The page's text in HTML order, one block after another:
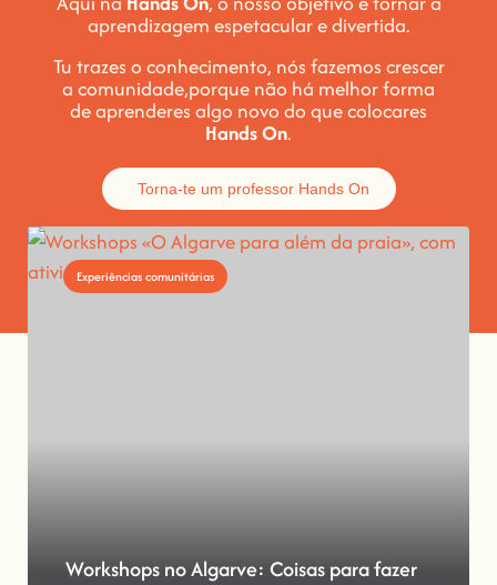
aprendizagem espetacular e divertida.
Tu trazes o conhecimento, nós fazemos crescer
a comunidade,porque não há melhor forma
de aprenderes algo novo do que colocares
Hands On.
Torna-te um professor Hands On
Experiências comunitárias
Workshops no Algarve: Coisas para fazer